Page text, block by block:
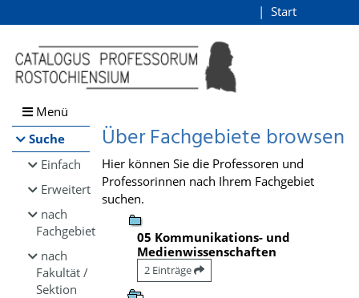
Browsen
direkt zum Inhalt
Start
Menü
Suche
Einfach
Erweitert
nach
Fachgebiet
nach
Fakultät /
Sektion
Über Fachgebiete browsen
Hier können Sie die Professoren und
Professorinnen nach Ihrem Fachgebiet
suchen.
05 Kommunikations- und
Medienwissenschaften
2 Einträge